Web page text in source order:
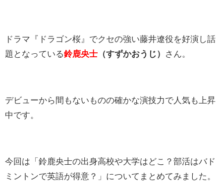
ドラマ『ドラゴン桜』でクセの強い藤井遼役を好演し話
題となっている鈴鹿央士 （すずかおうじ） さん。
デビューから間もないものの確かな演技力で人気も上昇
中です。
今回は「鈴鹿央士の出身高校や大学はどこ？部活はバド
ミントンで英語が得意？」についてまとめてみました。